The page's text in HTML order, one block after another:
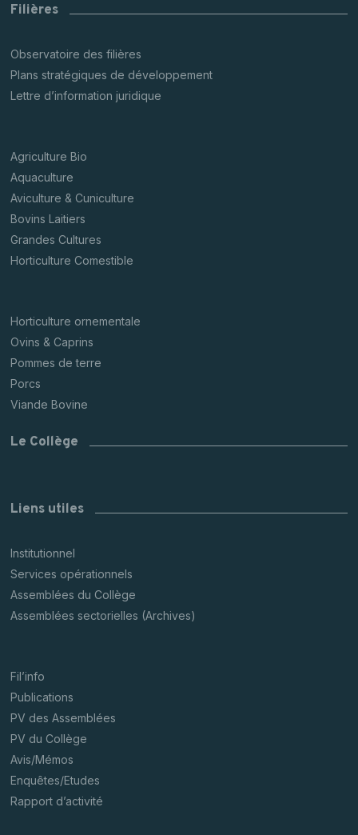
Filières
Observatoire des filières
Plans stratégiques de développement
Lettre d’information juridique
Agriculture Bio
Aquaculture
Aviculture & Cuniculture
Bovins Laitiers
Grandes Cultures
Horticulture Comestible
Horticulture ornementale
Ovins & Caprins
Pommes de terre
Porcs
Viande Bovine
Le Collège
Liens utiles
Institutionnel
Services opérationnels
Assemblées du Collège
Assemblées sectorielles (Archives)
Fil’info
Publications
PV des Assemblées
PV du Collège
Avis/Mémos
Enquêtes/Etudes
Rapport d’activité